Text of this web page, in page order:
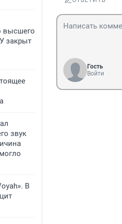
высшего
закрыт
звук
В
Гость
Войти